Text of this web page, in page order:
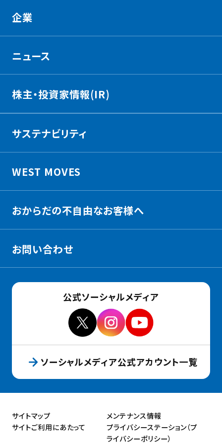
企業
ニュース
株主・投資家情報(IR)
サステナビリティ
WEST MOVES
おからだの不自由なお客様へ
お問い合わせ
公式ソーシャルメディア
ソーシャルメディア公式アカウント一覧
サイトマップ
メンテナンス情報
サイトご利用にあたって
プライバシーステーション（プ
ライバシーポリシー）